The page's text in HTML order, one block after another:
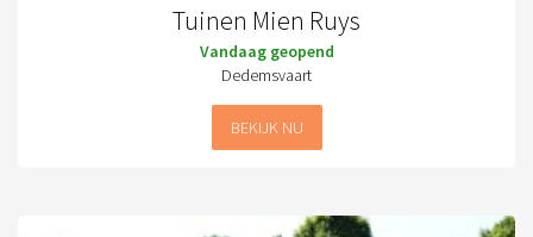
Tuinen Mien Ruys
Vandaag geopend
Dedemsvaart
BEKIJK NU